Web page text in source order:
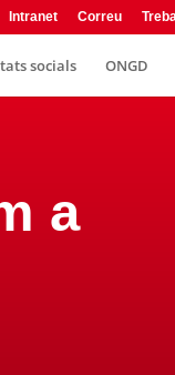
Intranet Correu
socials ONGD
a